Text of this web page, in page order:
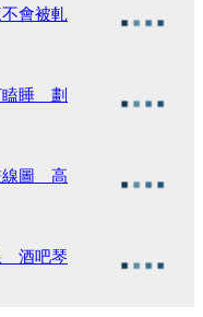
會被軋
瞌睡 劃
線圖 高
酒吧琴